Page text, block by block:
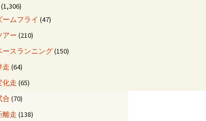
(1,306)
ームフライ (47)
アー (210)
ースランニング(150)
走 (64)
化走 (65)
合 (70)
離走 (138)